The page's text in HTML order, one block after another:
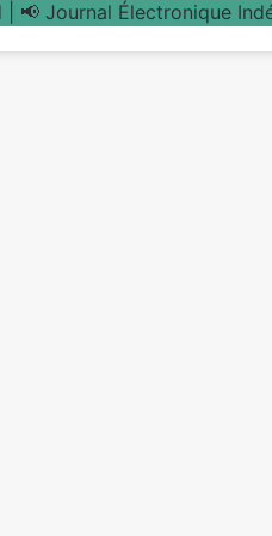
📢 Journal Électronique